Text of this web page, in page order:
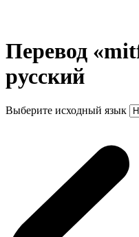
Перевод
русский
Выберите исходный язык